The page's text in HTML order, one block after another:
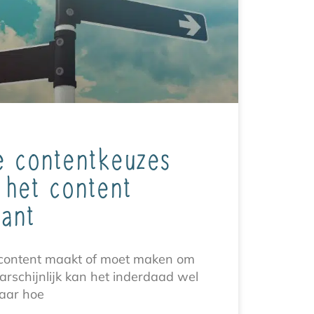
contentkeuzes
content
maakt of moet maken om
kan het inderdaad wel
hoe